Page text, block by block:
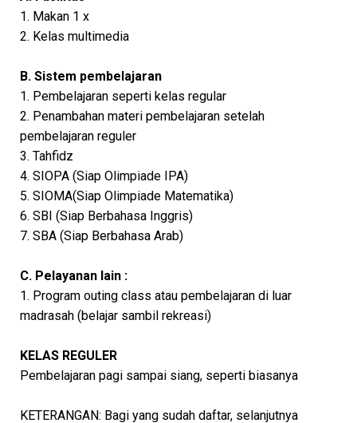
1. Makan 1 x
2. Kelas multimedia
B. Sistem pembelajaran
1. Pembelajaran seperti kelas regular
2. Penambahan materi pembelajaran setelah
pembelajaran reguler
3. Tahfidz
4. SIOPA (Siap Olimpiade IPA)
5. SIOMA(Siap Olimpiade Matematika)
6. SBI (Siap Berbahasa Inggris)
7. SBA (Siap Berbahasa Arab)
C. Pelayanan lain :
1. Program outing class atau pembelajaran di luar
madrasah (belajar sambil rekreasi)
KELAS REGULER
Pembelajaran pagi sampai siang, seperti biasanya
KETERANGAN: Bagi yang sudah daftar, selanjutnya